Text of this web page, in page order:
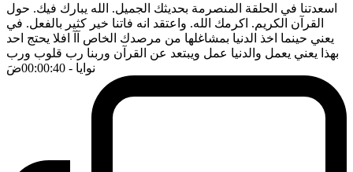
اسعدتنا في الحلقة المنصرمة بحديثك الجميل. الله يبارك فيك. حول
القرآن الكريم. اكرمك الله. واعتقد انه فاتنا خير كثير بالفعل. في
يعني حينما اخذ الدنيا بمشاغلها من مرصدك الخاص آآ افلا يحتج احد
بهذا يعني يعمل والدنيا عمل ويبتعد عن القرآن وربنا رب قلوب ورب
نوايا - 00:00:40 ضَ